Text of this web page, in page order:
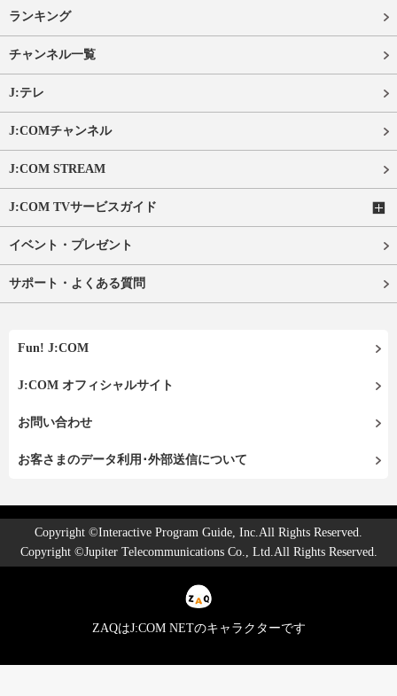
ランキング
チャンネル一覧
J:テレ
J:COMチャンネル
J:COM STREAM
J:COM TVサービスガイド
イベント・プレゼント
サポート・よくある質問
Fun! J:COM
J:COM オフィシャルサイト
お問い合わせ
お客さまのデータ利用･外部送信について
Copyright ©Interactive Program Guide, Inc.All Rights Reserved.
Copyright ©Jupiter Telecommunications Co., Ltd.All Rights Reserved.
ZAQはJ:COM NETのキャラクターです